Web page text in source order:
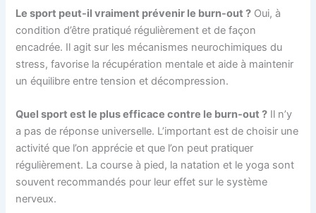
Le sport peut-il vraiment prévenir le burn-out ? Oui, à
condition d’être pratiqué régulièrement et de façon
encadrée. Il agit sur les mécanismes neurochimiques du
stress, favorise la récupération mentale et aide à maintenir
un équilibre entre tension et décompression.
Quel sport est le plus efficace contre le burn-out ? Il n’y
a pas de réponse universelle. L’important est de choisir une
activité que l’on apprécie et que l’on peut pratiquer
régulièrement. La course à pied, la natation et le yoga sont
souvent recommandés pour leur effet sur le système
nerveux.